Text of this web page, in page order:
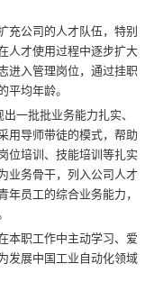
充公司的人才队伍，特别
人才使用过程中逐步扩大
进入管理岗位，通过挂职
平均年龄。
一批批业务能力扎实、
用导师带徒的模式，帮助
位培训、技能培训等扎实
业务骨干，列入公司人才
员工的综合业务能力，
本职工作中主动学习、爱
发展中国工业自动化领域